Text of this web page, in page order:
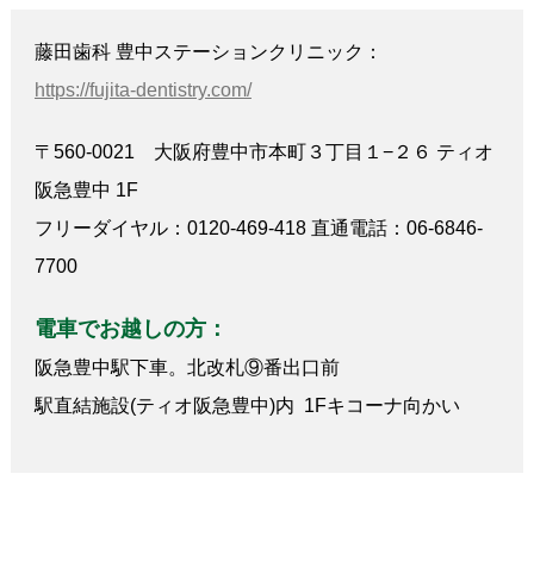
藤田歯科 豊中ステーションクリニック：
https://fujita-dentistry.com/
〒560-0021 大阪府豊中市本町３丁目１−２６ ティオ
阪急豊中 1F
フリーダイヤル：0120-469-418 直通電話：06-6846-
7700
電車でお越しの方：
阪急豊中駅下車。北改札⑨番出口前
駅直結施設(ティオ阪急豊中)内 1Fキコーナ向かい